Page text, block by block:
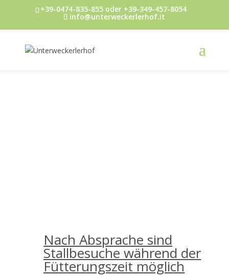
+39-0474-835-855 oder +39-349-457-8054
info@unterweckerlerhof.it
Nach Absprache sind
Stallbesuche während der
Fütterungszeit möglich